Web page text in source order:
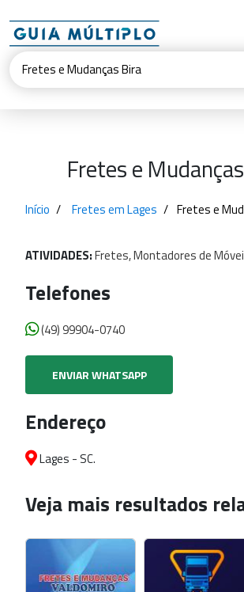
Fretes e
Início Fretes em Lages Fretes e
ATIVIDADES:Fretes,Montadoresde
Telefones
(49) 99904-0740
ENVIAR WHATSAPP
Endereço
Lages - SC.
Veja mais resultados